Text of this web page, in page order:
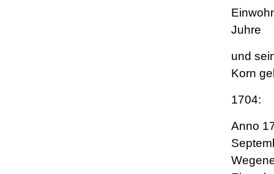
Juhre
und
Korn
1704:
Anno